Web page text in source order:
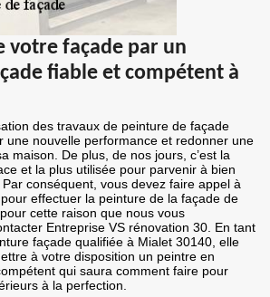
votre façade par un
fiable et compétent à
des travaux de peinture de façade
une nouvelle performance et redonner une
maison. De plus, de nos jours, c’est la
et la plus utilisée pour parvenir à bien
conséquent, vous devez faire appel à
effectuer la peinture de la façade de
cette raison que nous vous
Entreprise VS rénovation 30. En tant
façade qualifiée à Mialet 30140, elle
à votre disposition un peintre en
qui saura comment faire pour
à la perfection.